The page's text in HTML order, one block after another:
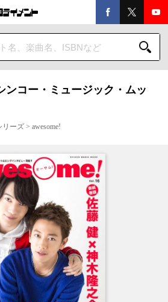
ンコー・ミュージック・ムッ
リーズ > awesome!